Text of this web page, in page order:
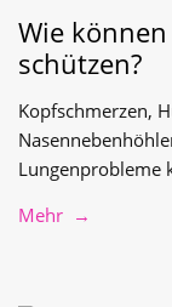
Wie
schützen?
Kopfschmerzen,
Lungenprobleme
Mehr →